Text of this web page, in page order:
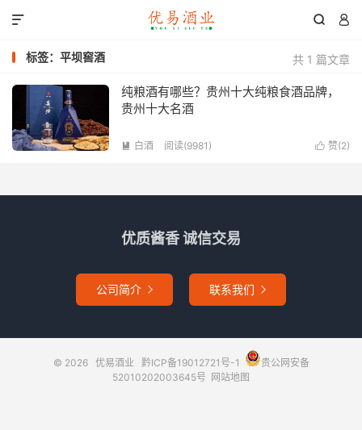
 

共 1 篇文章
标签：平坝窖酒
纯粮酒有哪些？贵州十大纯粮食酒品牌，
贵州十大名酒
 赞(2)
 白酒 阅读(9981)
优质酱香 诚信交易
公司简介  联系我们 
© 2026 优易酒业 黔ICP备19012721号-1
贵公网安备
52010202003645号 网站地图